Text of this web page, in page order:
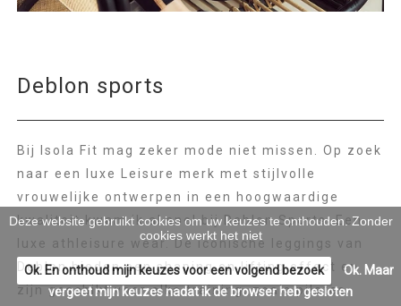
Deblon sports
Bij Isola Fit mag zeker mode niet missen. Op zoek
naar een luxe Leisure merk met stijlvolle
vrouwelijke ontwerpen in een hoogwaardige
kwaliteit kwam ik al snel bij Deblon Sports. Een
luxe athleisure wear. De iconische leggings van
Deblon bieden een shaping en lifting effect en
zijn geschikt voor elke training, zoals pilates,
Deze website gebruikt cookies om uw keuzes te onthouden. Zonder
cookies werkt het niet
Ok. En onthoud mijn keuzes voor een volgend bezoek
Ok. Maar
vergeet mijn keuzes nadat ik de browser heb gesloten